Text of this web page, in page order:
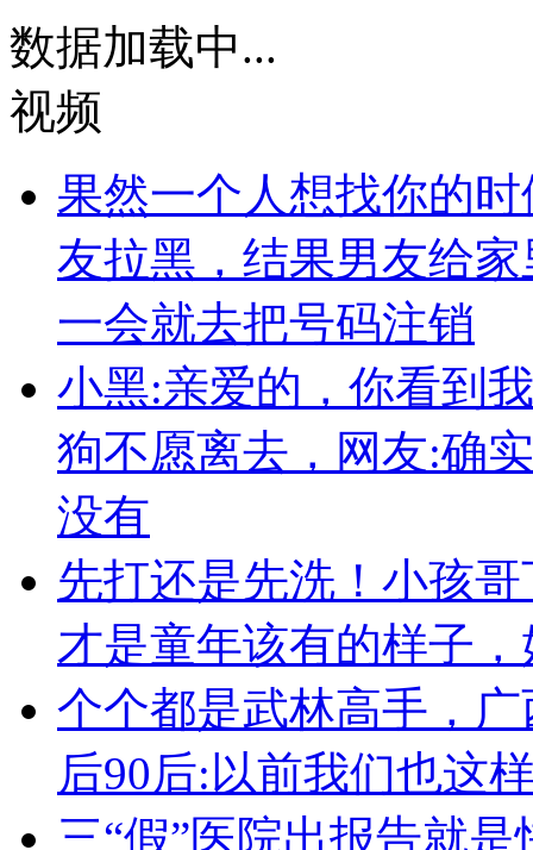
数据加载中...
视频
果然一个人想找你的
友拉黑，结果男友给
一会就去把号码注销
小黑:亲爱的，你看到
狗不愿离去，网友:确
没有
先打还是先洗！小孩
才是童年该有的样子
个个都是武林高手，
后90后:以前我们也这
三“假”医院出报告就